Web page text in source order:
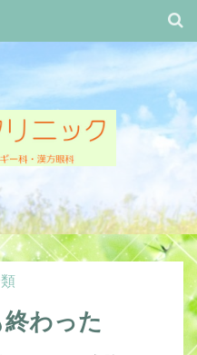
わった